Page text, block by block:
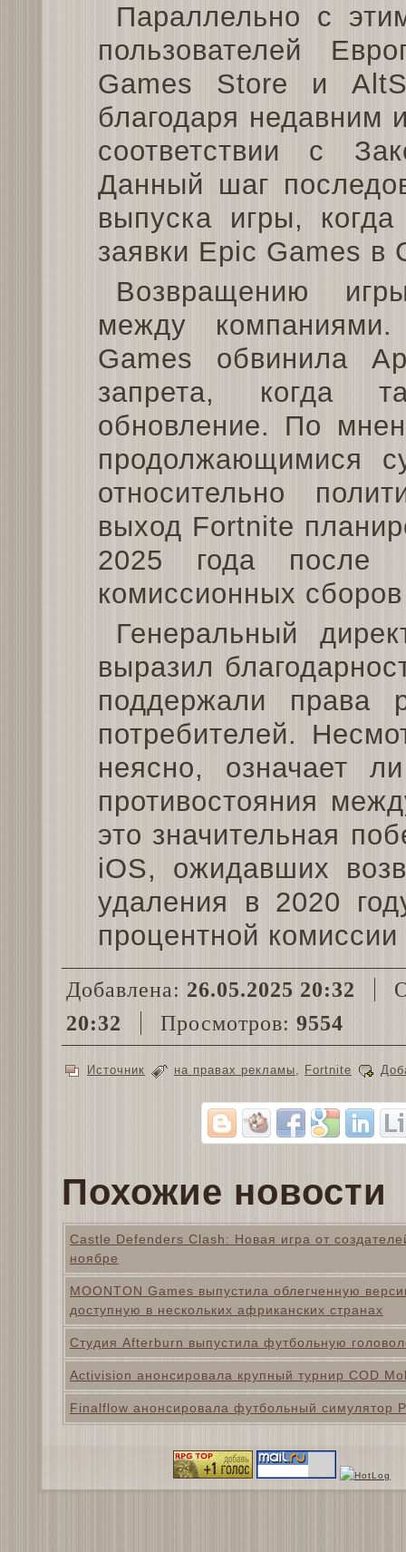
Параллельно с
пользователей
Games Store и
благодаря недавним
соответствии с
Данный шаг
выпуска игры,
заявки Epic Games
Возвращению
между
Games обвинила
запрета, когда
обновление. По
продолжающимися
относительно
выход Fortnite
2025 года после
комиссионных
Генеральный
выразил
поддержали права
потребителей.
неясно, означает
противостояния
это значительная
iOS, ожидавших
удаления в 2020
процентной
Добавлена: 26.05.2025 20:32
20:32
Просмотров: 9554
Источник на правах рекламы, Fortnite
Похожие новости
Castle Defenders Clash: Новая игра от
ноябре
MOONTON Games выпустила облегченную
доступную в нескольких африканских странах
Студия Afterburn выпустила футбольную
Activision анонсировала крупный турнир COD
Finalflow анонсировала футбольный симулятор